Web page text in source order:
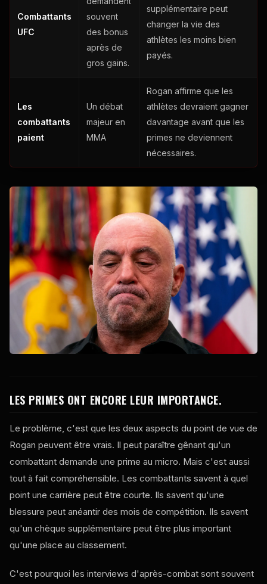
Combattants
UFC
souvent
des bonus
après de
gros gains.
supplémentaire peut
changer la vie des
athlètes les moins bien
payés.
Les
combattants
paient
Un débat
majeur en
MMA
Rogan affirme que les
athlètes devraient gagner
davantage avant que les
primes ne deviennent
nécessaires.
LES PRIMES ONT ENCORE LEUR IMPORTANCE.
Le problème, c'est que les deux aspects du point de vue de
Rogan peuvent être vrais. Il peut paraître gênant qu'un
combattant demande une prime au micro. Mais c'est aussi
tout à fait compréhensible. Les combattants savent à quel
point une carrière peut être courte. Ils savent qu'une
blessure peut anéantir des mois de compétition. Ils savent
qu'un chèque supplémentaire peut être plus important
qu'une place au classement.
C'est pourquoi les interviews d'après-combat sont souvent